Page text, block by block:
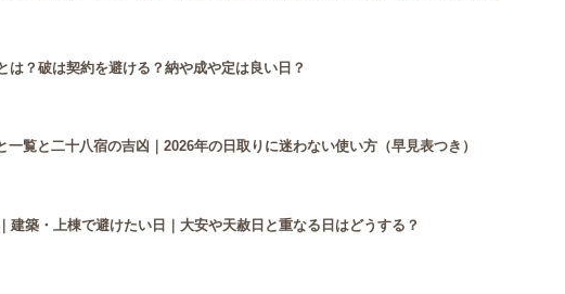
は？破は契約を避ける？納や成や定は良い日？
覧と二十八宿の吉凶｜2026年の日取りに迷わない使い方（早見表つき）
建築・上棟で避けたい日｜大安や天赦日と重なる日はどうする？